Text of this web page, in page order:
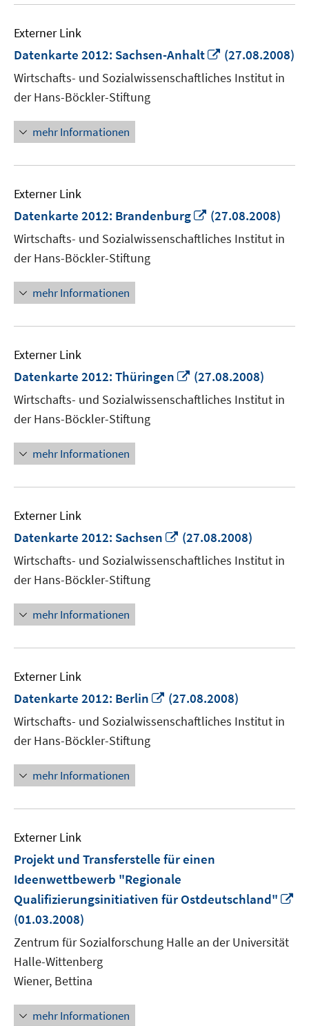
Externer Link
Datenkarte 2012: Sachsen-Anhalt
In
neuem
Fenster
(27.08.2008)
Wirtschafts- und Sozialwissenschaftliches Institut in
der Hans-Böckler-Stiftung
mehr Informationen
Externer Link
Datenkarte 2012: Brandenburg
In
neuem
Fenster
(27.08.2008)
Wirtschafts- und Sozialwissenschaftliches Institut in
der Hans-Böckler-Stiftung
mehr Informationen
Externer Link
Datenkarte 2012: Thüringen
In
neuem
Fenster
(27.08.2008)
Wirtschafts- und Sozialwissenschaftliches Institut in
der Hans-Böckler-Stiftung
mehr Informationen
Externer Link
Datenkarte 2012: Sachsen
In
neuem
Fenster
(27.08.2008)
Wirtschafts- und Sozialwissenschaftliches Institut in
der Hans-Böckler-Stiftung
mehr Informationen
Externer Link
Datenkarte 2012: Berlin
In
neuem
Fenster
(27.08.2008)
Wirtschafts- und Sozialwissenschaftliches Institut in
der Hans-Böckler-Stiftung
mehr Informationen
Externer Link
Projekt und Transferstelle für einen
Ideenwettbewerb "Regionale
Qualifizierungsinitiativen für Ostdeutschland"
(01.03.2008)
Zentrum für Sozialforschung Halle an der Universität
Halle-Wittenberg
Wiener, Bettina
mehr Informationen